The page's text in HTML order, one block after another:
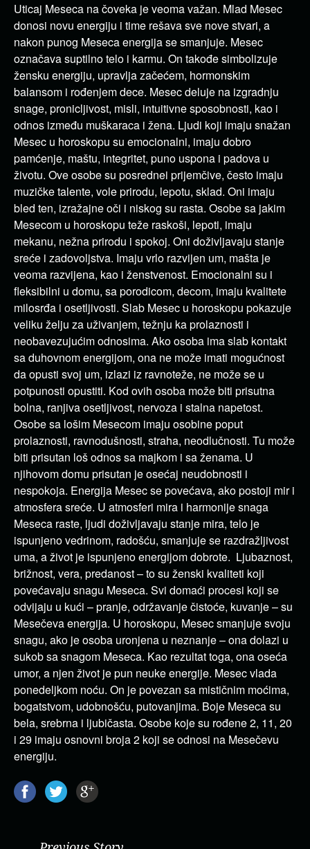
Uticaj Meseca na čoveka je veoma važan. Mlad Mesec
donosi novu energiju i time rešava sve nove stvari, a
nakon punog Meseca energija se smanjuje. Mesec
označava suptilno telo i karmu. On takođe simbolizuje
žensku energiju, upravlja začećem, hormonskim
balansom i rođenjem dece. Mesec deluje na izgradnju
snage, pronicljivost, misli, intuitivne sposobnosti, kao i
odnos između muškaraca i žena. Ljudi koji imaju snažan
Mesec u horoskopu su emocionalni, imaju dobro
pamćenje, maštu, integritet, puno uspona i padova u
životu. Ove osobe su posrednei prijemčive, često imaju
muzičke talente, vole prirodu, lepotu, sklad. Oni imaju
bled ten, izražajne oči i niskog su rasta. Osobe sa jakim
Mesecom u horoskopu teže raskoši, lepoti, imaju
mekanu, nežna prirodu i spokoj. Oni doživljavaju stanje
sreće i zadovoljstva. Imaju vrlo razvijen um, mašta je
veoma razvijena, kao i ženstvenost. Emocionalni su i
fleksibilni u domu, sa porodicom, decom, imaju kvalitete
milosrđa i osetljivosti. Slab Mesec u horoskopu pokazuje
veliku želju za uživanjem, težnju ka prolaznosti i
neobavezujućim odnosima. Ako osoba ima slab kontakt
sa duhovnom energijom, ona ne može imati mogućnost
da opusti svoj um, izlazi iz ravnoteže, ne može se u
potpunosti opustiti. Kod ovih osoba može biti prisutna
bolna, ranjiva osetljivost, nervoza i stalna napetost.
Osobe sa lošim Mesecom imaju osobine poput
prolaznosti, ravnodušnosti, straha, neodlučnosti. Tu može
biti prisutan loš odnos sa majkom i sa ženama. U
njihovom domu prisutan je osećaj neudobnosti i
nespokoja. Energija Mesec se povećava, ako postoji mir i
atmosfera sreće. U atmosferi mira i harmonije snaga
Meseca raste, ljudi doživljavaju stanje mira, telo je
ispunjeno vedrinom, radošću, smanjuje se razdražljivost
uma, a život je ispunjeno energijom dobrote. Ljubaznost,
brižnost, vera, predanost – to su ženski kvaliteti koji
povećavaju snagu Meseca. Svi domaći procesi koji se
odvijaju u kući – pranje, održavanje čistoće, kuvanje – su
Mesečeva energija. U horoskopu, Mesec smanjuje svoju
snagu, ako je osoba uronjena u neznanje – ona dolazi u
sukob sa snagom Meseca. Kao rezultat toga, ona oseća
umor, a njen život je pun neuke energije. Mesec vlada
ponedeljkom noću. On je povezan sa mističnim moćima,
bogatstvom, udobnošću, putovanjima. Boje Meseca su
bela, srebrna i ljubičasta. Osobe koje su rođene 2, 11, 20
i 29 imaju osnovni broja 2 koji se odnosi na Mesečevu
energiju.